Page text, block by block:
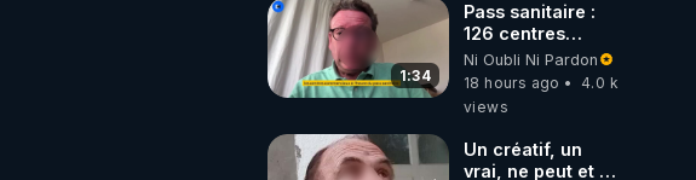
1:34
Pass sanitaire :
126 centres
commerciaux
concernés par
l'obligation dans
Ni Oubli Ni Pardon
18 hours ago
4.0 k
views
Un créatif, un
vrai, ne peut et ne